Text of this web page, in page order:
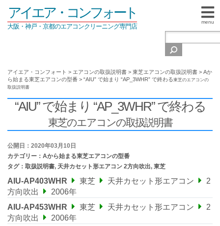
menu
アイエア・コンフォート
大阪・神戸・京都のエアコンクリーニング専門店
アイエア・コンフォート > エアコンの取扱説明書 > 東芝エアコンの取扱説明書 > Aか
ら始まる東芝エアコンの型番 > “AIU” で始まり “AP_3WHR” で終わる東芝のエアコンの
取扱説明書
“AIU” で始まり “AP_3WHR” で終わる
東芝のエアコンの取扱説明書
公開日：2020年03月10日
カテゴリー： Aから始まる東芝エアコンの型番
タグ： 取扱説明書, 天井カセット形エアコン 2方向吹出, 東芝
AIU-AP403WHR 東芝 天井カセット形エアコン
2
方向吹出
2006年
AIU-AP453WHR
東芝 天井カセット形エアコン
2
方向吹出
2006年